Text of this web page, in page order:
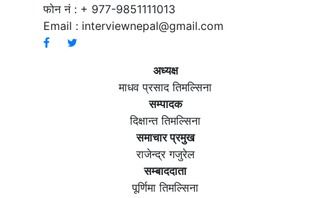
फोन नं : + 977-9851111013
Email : interviewnepal@gmail.com
अध्यक्ष
माधव प्रसाद तिमल्सिना
सम्पादक
दिक्षान्त तिमल्सिना
समाचार प्रमुख
राजेन्द्र गजुरेल
सम्बाददाता
पूर्णिमा तिमल्सिना